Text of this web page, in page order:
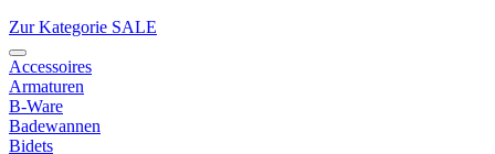
Zur Kategorie SALE
Accessoires
Armaturen
B-Ware
Badewannen
Bidets